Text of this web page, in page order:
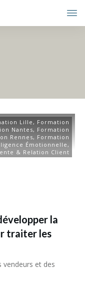
Lille, Formation
Nantes, Formation
Rennes, Formation
Émotionnelle,
& Relation Client
la
traiter les
et des